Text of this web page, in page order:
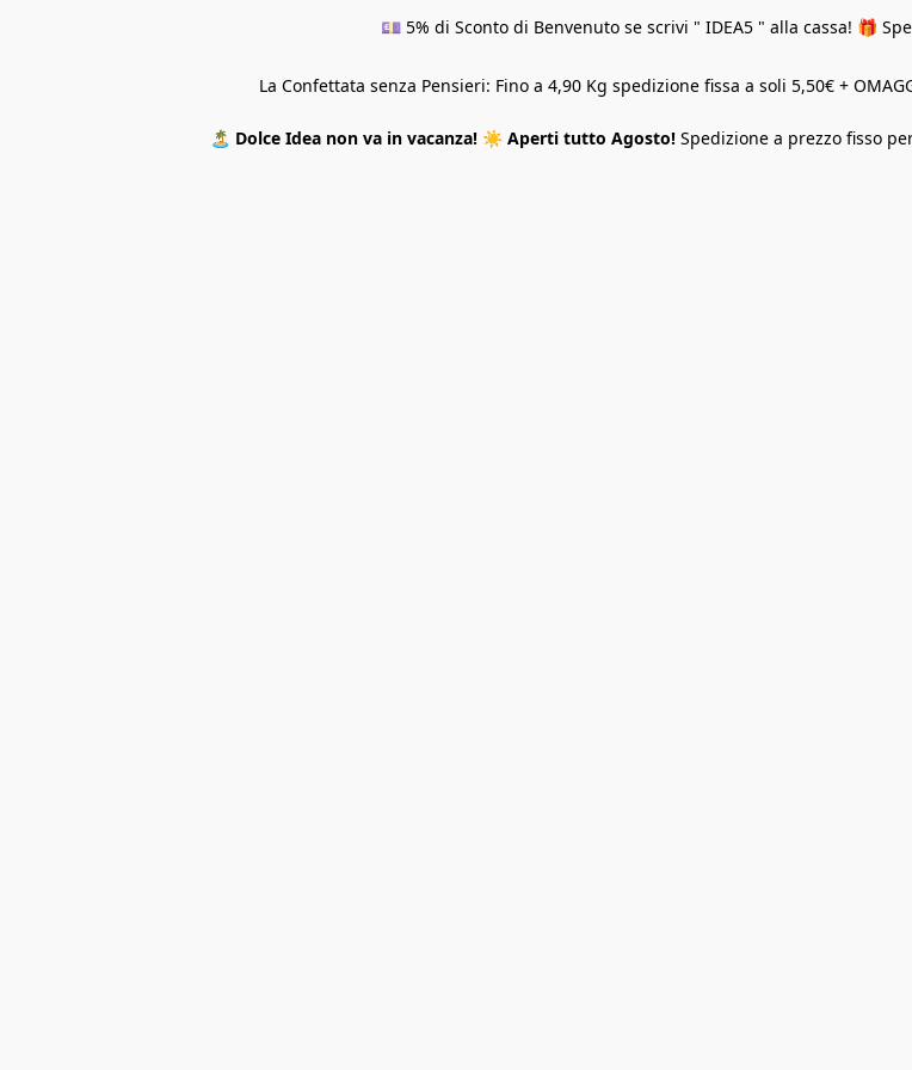
💷 5% di Sconto di Benvenuto se scrivi " IDEA5 " alla cassa! 🎁
La Confettata senza Pensieri: Fino a 4,90 Kg spedizione fissa a soli 5,50€ +
🏝️ Dolce Idea non va in vacanza! ☀️ Aperti tutto Agosto! Spedizione a prezzo fisso